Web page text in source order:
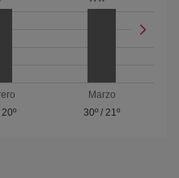
20º
Marzo
30º / 21º